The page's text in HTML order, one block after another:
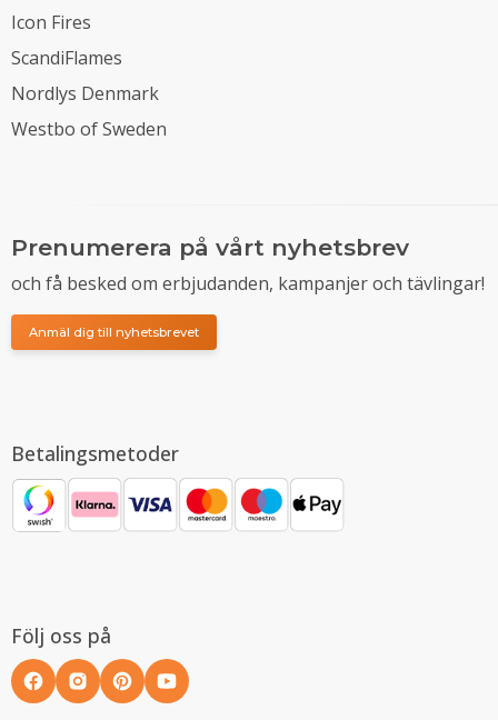
Icon Fires
ScandiFlames
Nordlys Denmark
Westbo of Sweden
Prenumerera på vårt nyhetsbrev
och få besked om erbjudanden, kampanjer och tävlingar!
Anmäl dig till nyhetsbrevet
Betalingsmetoder
Följ oss på